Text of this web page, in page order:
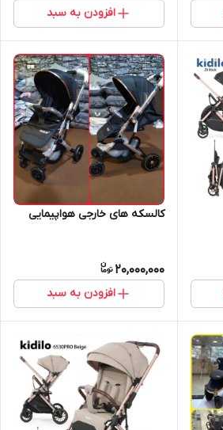
افزودن به سبد
کالسکه های خارجی هواپیمایی
20,000,000
افزودن به سبد